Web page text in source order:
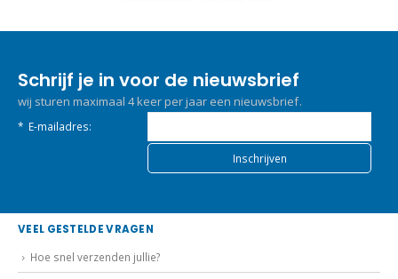
Schrijf je in voor de nieuwsbrief
wij sturen maximaal 4 keer per jaar een nieuwsbrief.
* E-mailadres:
VEEL GESTELDE VRAGEN
Hoe snel verzenden jullie?